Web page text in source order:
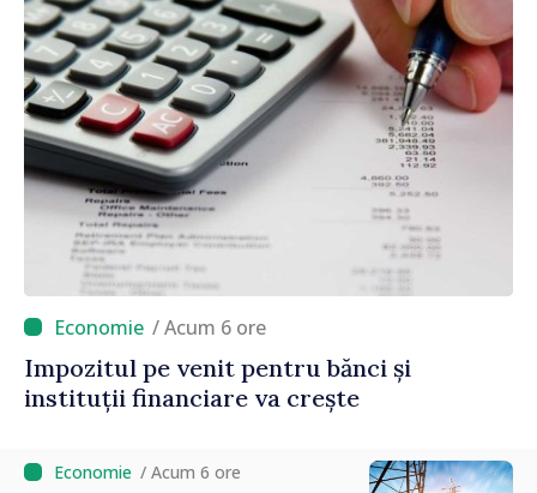
/ Acum 6 ore
Impozitul pe venit pentru bănci și
instituții financiare va crește
/ Acum 6 ore